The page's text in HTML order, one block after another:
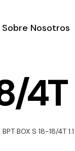
Sobre Nosotros
4T
BPT BOX S 18-18/4T